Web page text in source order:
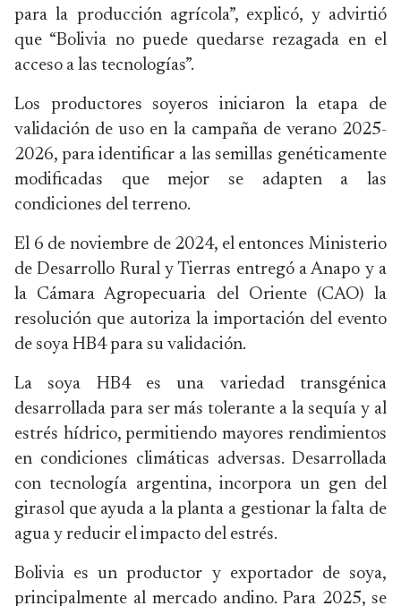
para la producción agrícola”, explicó, y advirtió
que “Bolivia no puede quedarse rezagada en el
acceso a las tecnologías”.
Los productores soyeros iniciaron la etapa de
validación de uso en la campaña de verano 2025-
2026, para identificar a las semillas genéticamente
modificadas que mejor se adapten a las
condiciones del terreno.
El 6 de noviembre de 2024, el entonces Ministerio
de Desarrollo Rural y Tierras entregó a Anapo y a
la Cámara Agropecuaria del Oriente (CAO) la
resolución que autoriza la importación del evento
de soya HB4 para su validación.
La soya HB4 es una variedad transgénica
desarrollada para ser más tolerante a la sequía y al
estrés hídrico, permitiendo mayores rendimientos
en condiciones climáticas adversas. Desarrollada
con tecnología argentina, incorpora un gen del
girasol que ayuda a la planta a gestionar la falta de
agua y reducir el impacto del estrés.
Bolivia es un productor y exportador de soya,
principalmente al mercado andino. Para 2025, se